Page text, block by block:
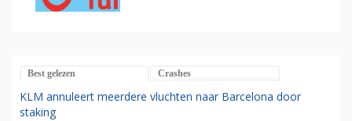
Best gelezen Crashes
KLM annuleert meerdere vluchten naar Barcelona door
staking